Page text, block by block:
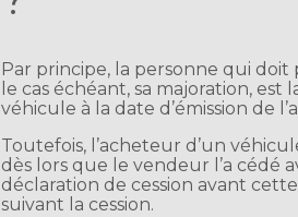
Par principe, la personne qui
le cas échéant, sa majoration,
véhicule à la date d’émission de
Toutefois, l’acheteur d’un
dès lors que le vendeur l’a cédé
déclaration de cession avant
suivant la cession.